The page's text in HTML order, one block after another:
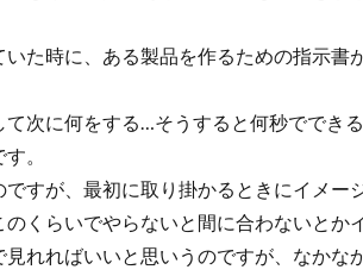
た時に、ある製品を作るための指示書
て次に何をする…そうすると何秒ででき
。
すが、最初に取り掛かるときにイメー
くらいでやらないと間に合わないとか
れればいいと思いうのですが、なかな